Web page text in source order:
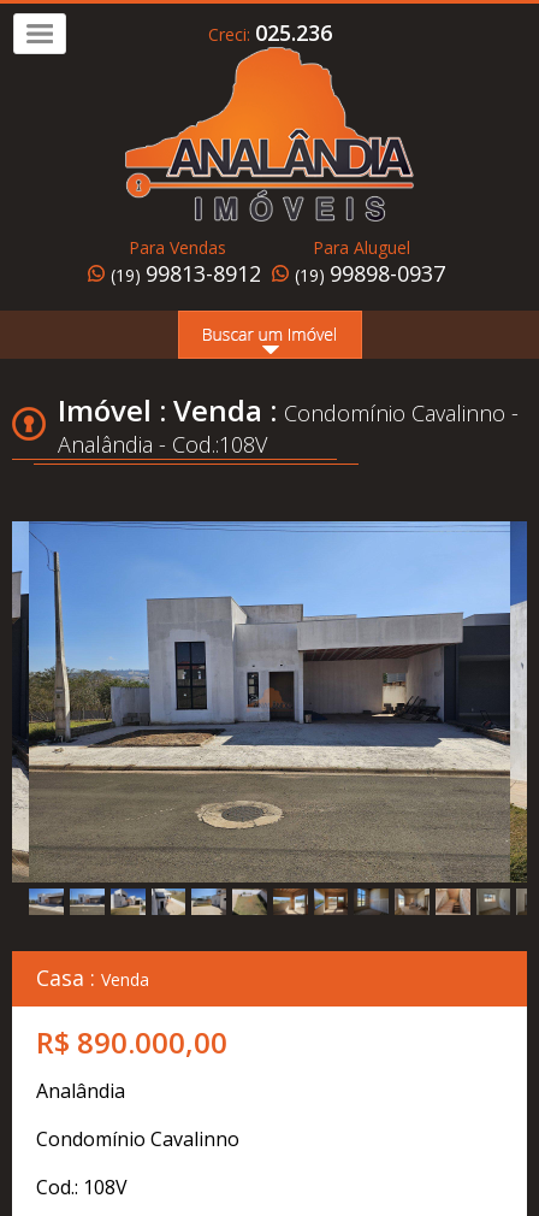
Alugar
Home
Somos
Conheça
Cadastre
seu
Imóvel
Simulador
Financeiro
Localização
Contato
Creci: 025.236
Para Vendas
(19) 99813-8912
Para Aluguel
(19) 99898-0937
Imóvel : Venda : Condomínio Cavalinno -
Analândia - Cod.:108V
Casa : Venda
R$ 890.000,00
Analândia
Condomínio Cavalinno
Cod.: 108V